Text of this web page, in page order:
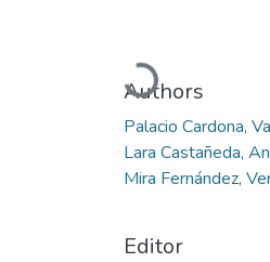
Cargando...
Authors
Palacio Cardona,
Lara Castañeda,
Mira Fernández,
Editor